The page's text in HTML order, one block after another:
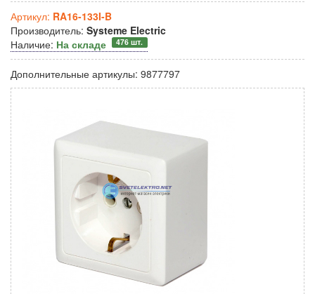
Артикул: RA16-133I-B
Производитель: Systeme Electric
Наличие: На складе 476 шт.
Дополнительные артикулы: 9877797